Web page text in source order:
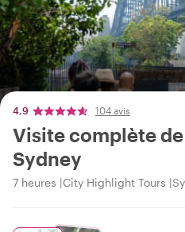
4,9 104 avis
Visite complète
Sydney
7 heures City Highlight Tours